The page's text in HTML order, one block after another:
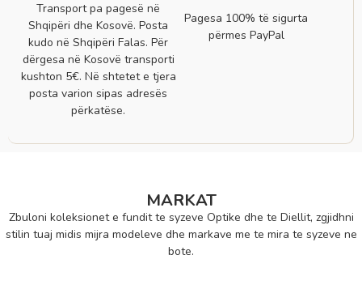
Transport pa pagesë në
Shqipëri dhe Kosovë. Posta
kudo në Shqipëri Falas. Për
dërgesa në Kosovë transporti
kushton 5€. Në shtetet e tjera
posta varion sipas adresës
përkatëse.
Pagesa 100% të sigurta
përmes PayPal
MARKAT
Zbuloni koleksionet e fundit te syzeve Optike dhe te Diellit, zgjidhni
stilin tuaj midis mijra modeleve dhe markave me te mira te syzeve ne
bote.